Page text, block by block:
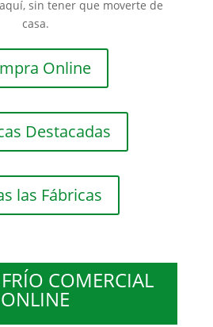
sin tener que moverte de
casa.
Online
Destacadas
las Fábricas
COMERCIAL
ONLINE